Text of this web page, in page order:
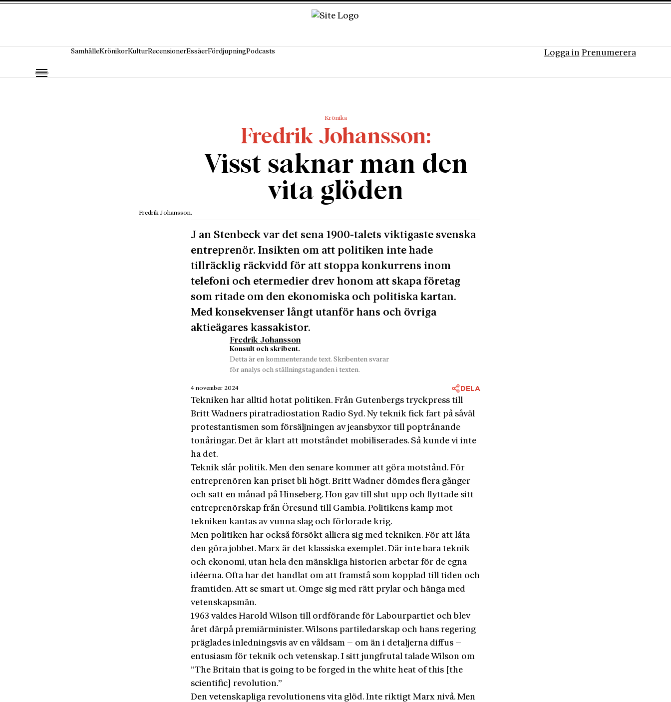
SamhälleKrönikorKulturRecensionerEssäerFördjupningPodcasts Logga in Prenumerera
Krönika
Fredrik Johansson
Visst saknar man den
vita glöden
Fredrik Johansson.
J an Stenbeck var det sena 1900-talets viktigaste svenska
entreprenör. Insikten om att politiken inte hade
tillräcklig räckvidd för att stoppa konkurrens inom
telefoni och etermedier drev honom att skapa företag
som ritade om den ekonomiska och politiska kartan.
Med konsekvenser långt utanför hans och övriga
aktieägares kassakistor.
Fredrik Johansson
Konsult och skribent.
Detta är en kommenterande text. Skribenten svarar
för analys och ställningstaganden i texten.
4 november 2024 DELA
Tekniken har alltid hotat politiken. Från Gutenbergs tryckpress till
Britt Wadners pirat­radiostation Radio Syd. Ny teknik fick fart på såväl
protestantismen som försäljningen av jeansbyxor till poptrånande
tonåringar. Det är klart att motståndet mobiliserades. Så kunde vi inte
ha det.
Teknik slår politik. Men den senare kommer att göra motstånd. För
entreprenören kan priset bli högt. Britt Wadner dömdes flera gånger
och satt en månad på Hinseberg. Hon gav till slut upp och flyttade sitt
entreprenörskap från Öresund till Gambia. Politikens kamp mot
tekniken kantas av vunna slag och förlorade krig.
Men politiken har också försökt alliera sig med tekniken. För att låta
den göra jobbet. Marx är det klassiska exemplet. Där inte bara teknik
och ekonomi, utan hela den mänskliga historien arbetar för de egna
idéerna. Ofta har det handlat om att framstå som kopplad till tiden och
framtiden. Att se smart ut. Omge sig med rätt prylar och hänga med
vetenskapsmän.
1963 valdes Harold Wilson till ordförande för Labourpartiet och blev
året därpå premiär­minister. Wilsons partiledarskap och hans rege­ring
präglades inledningsvis av en våldsam – om än i detaljerna diffus –
entusiasm för teknik och vetenskap. I sitt jungfrutal talade Wilson om
”The Britain that is going to be forged in the white heat of this [the
scientific] revolution.”
Den vetenskapliga revolutionens vita glöd. Inte riktigt Marx nivå. Men